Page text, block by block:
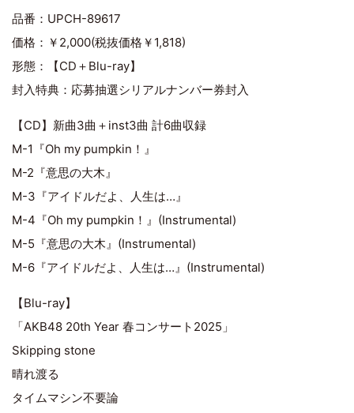
品番：UPCH-89617
価格：￥2,000(税抜価格￥1,818)
形態：【CD＋Blu-ray】
封入特典：応募抽選シリアルナンバー券封入
【CD】新曲3曲＋inst3曲 計6曲収録
M-1『Oh my pumpkin！』
M-2『意思の大木』
M-3『アイドルだよ、人生は…』
M-4『Oh my pumpkin！』(Instrumental)
M-5『意思の大木』(Instrumental)
M-6『アイドルだよ、人生は…』(Instrumental)
【Blu-ray】
「AKB48 20th Year 春コンサート2025」
Skipping stone
晴れ渡る
タイムマシン不要論